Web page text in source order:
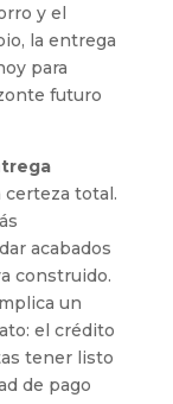
y el
la entrega
para
futuro
certeza total.
acabados
construido.
un
el crédito
tener listo
de pago